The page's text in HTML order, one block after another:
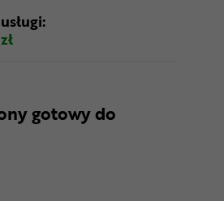
gotowy do